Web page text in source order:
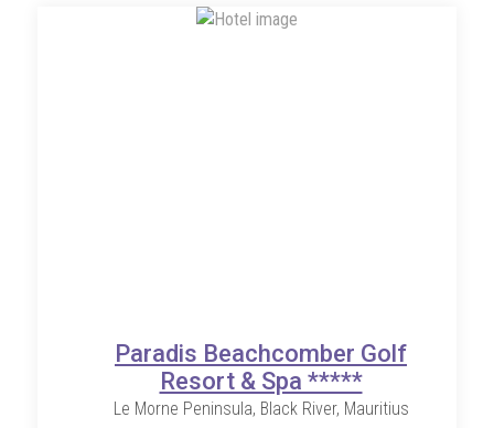
Paradis Beachcomber Golf
Resort & Spa *****
Le Morne Peninsula, Black River, Mauritius